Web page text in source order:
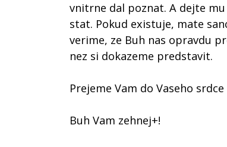
vnitrne dal poznat. A dejte mu
stat. Pokud existuje, mate
verime, ze Buh nas opravdu
nez si dokazeme predstavit.
Prejeme Vam do Vaseho
Buh Vam zehnej+!